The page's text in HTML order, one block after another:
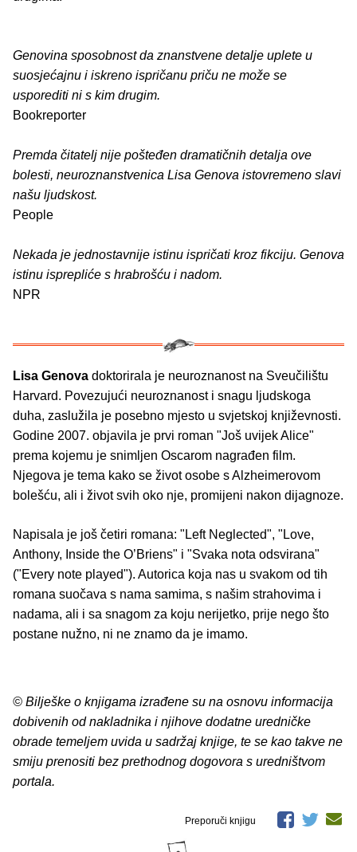
Genovina sposobnost da znanstvene detalje uplete u
suosjećajnu i iskreno ispričanu priču ne može se
usporediti ni s kim drugim.
Bookreporter
Premda čitatelj nije pošteđen dramatičnih detalja ove
bolesti, neuroznanstvenica Lisa Genova istovremeno slavi
našu ljudskost.
People
Nekada je jednostavnije istinu ispričati kroz fikciju. Genova
istinu isprepliće s hrabrošću i nadom.
NPR
Lisa Genova doktorirala je neuroznanost na Sveučilištu
Harvard. Povezujući neuroznanost i snagu ljudskoga
duha, zaslužila je posebno mjesto u svjetskoj književnosti.
Godine 2007. objavila je prvi roman "Još uvijek Alice"
prema kojemu je snimljen Oscarom nagrađen film.
Njegova je tema kako se život osobe s Alzheimerovom
bolešću, ali i život svih oko nje, promijeni nakon dijagnoze.
Napisala je još četiri romana: "Left Neglected", "Love,
Anthony, Inside the O’Briens" i "Svaka nota odsvirana"
("Every note played"). Autorica koja nas u svakom od tih
romana suočava s nama samima, s našim strahovima i
nadama, ali i sa snagom za koju nerijetko, prije nego što
postane nužno, ni ne znamo da je imamo.
© Bilješke o knjigama izrađene su na osnovu informacija
dobivenih od nakladnika i njihove dodatne uredničke
obrade temeljem uvida u sadržaj knjige, te se kao takve ne
smiju prenositi bez prethodnog dogovora s uredništvom
portala.
Preporuči knjigu